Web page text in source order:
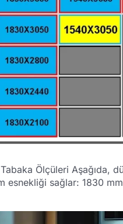
Ölçüleri Aşağıda,
esnekliği sağlar: 1830